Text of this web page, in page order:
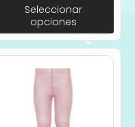
Seleccionar
opciones